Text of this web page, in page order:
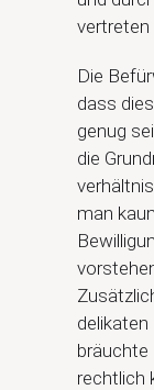
vertreten
Die
dass
genug
die
man
delikaten
bräuchte
rechtlich